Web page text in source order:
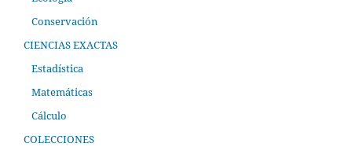
Conservación
CIENCIAS EXACTAS
Estadística
Matemáticas
Cálculo
COLECCIONES